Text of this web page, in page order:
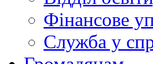
Фінансове
Служба у